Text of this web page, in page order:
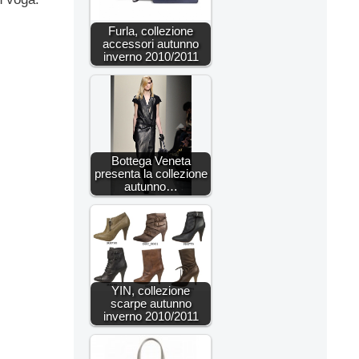
Furla, collezione
accessori autunno
inverno 2010/2011
Bottega Veneta
presenta la collezione
autunno…
YIN, collezione
scarpe autunno
inverno 2010/2011